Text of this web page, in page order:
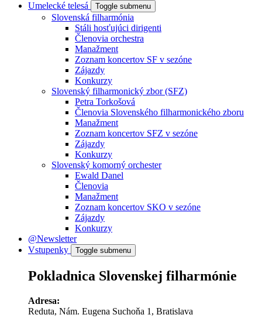
Umelecké telesá
Toggle submenu
Slovenská filharmónia
Stáli hosťujúci dirigenti
Členovia orchestra
Manažment
Zoznam koncertov SF v sezóne
Zájazdy
Konkurzy
Slovenský filharmonický zbor (SFZ)
Petra Torkošová
Členovia Slovenského filharmonického zboru
Manažment
Zoznam koncertov SFZ v sezóne
Zájazdy
Konkurzy
Slovenský komorný orchester
Ewald Danel
Členovia
Manažment
Zoznam koncertov SKO v sezóne
Zájazdy
Konkurzy
@Newsletter
Vstupenky
Toggle submenu
Pokladnica Slovenskej filharmónie
Adresa:
Reduta, Nám. Eugena Suchoňa 1, Bratislava